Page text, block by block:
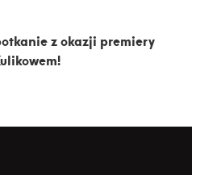
z okazji premiery